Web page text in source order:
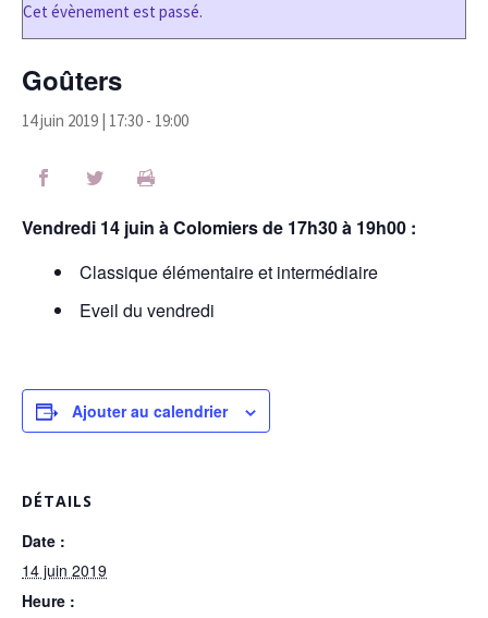
Cet évènement est passé.
Goûters
14 juin 2019 | 17:30 - 19:00
Vendredi 14 juin à Colomiers de 17h30 à 19h00 :
Classique élémentaire et intermédiaire
Eveil du vendredi
Ajouter au calendrier
DÉTAILS
Date :
14 juin 2019
Heure :